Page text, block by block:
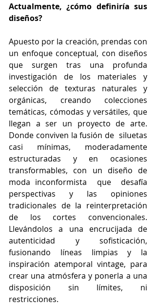
Actualmente, ¿cómo definiría sus
diseños?
Apuesto por la creación, prendas con
un enfoque conceptual, con diseños
que surgen tras una profunda
investigación de los materiales y
selección de texturas naturales y
orgánicas, creando colecciones
temáticas, cómodas y versátiles, que
llegan a ser un proyecto de arte.
Donde conviven la fusión de  siluetas
casi mínimas, moderadamente
estructuradas y en ocasiones
transformables, con un diseño de
moda inconformista  que  desafía
perspectivas y las opiniones
tradicionales de la reinterpretación
de los cortes convencionales.
Llevándolos a una encrucijada de
autenticidad y sofisticación,
fusionando líneas limpias y la
inspiración atemporal vintage, para
crear una atmósfera y ponerla a una
disposición sin límites, ni
restricciones.